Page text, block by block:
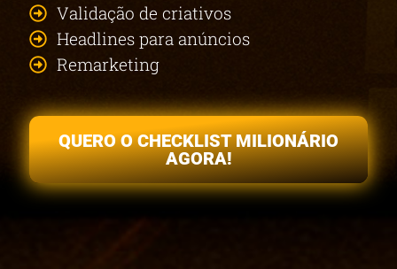
Validação de criativos
Headlines para anúncios
Remarketing
QUERO O CHECKLIST MILIONÁRIO
AGORA!